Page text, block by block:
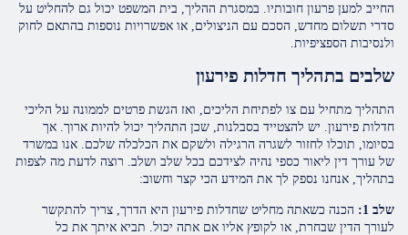
החייב למען פרעון חובותיו. במסגרת ההליך, בית המשפט יכול גם להחליט על
סדרי תשלום מחדש, הסכם עם הניצולים, או אפשרויות נוספות בהתאם לחוק
ולנסיבות הספציפיות.
שלבים בתהליך חדלות פירעון
התהליך מתחיל עם צו לפתיחת הליכים, ואז הגשת פרטים לממונה על הליכי
חדלות פירעון. יש להצטייד בסבלנות, שכן התהליך יכול להיות ארוך. אך
בסיומו, תוכלו לחזור לשגרה הרגילה ולשקם את הכלכלה שלכם. אנו במשרד
של עורך דין ליאור כספי נהיה לצידכם בכל שלב ושלב. רוצה לדעת מה לצפות
בתהליך, אנחנו נספק לך את המידע הכי קצר וחשוב:
שלב 1:
הכנה כשאתה מחליט שחדלות פירעון היא הדרך, צריך להתקשר
לעורך הדין שבחרת, או לקופץ אליו אם אתה יכול. תביא איתך את כל